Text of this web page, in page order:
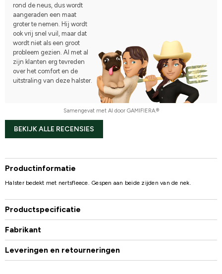
rond de neus, dus wordt
aangeraden een maat
groter te nemen. Hij wordt
ook vrij snel vuil, maar dat
wordt niet als een groot
probleem gezien. Al met al
zijn klanten erg tevreden
over het comfort en de
uitstraling van deze halster.
Samengevat met AI door GAMIFIERA.®
BEKIJK ALLE RECENSIES
Productinformatie
Halster bedekt met nertsfleece. Gespen aan beide zijden van de nek.
Productspecificatie
Fabrikant
Leveringen en retourneringen